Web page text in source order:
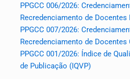
PPGCC 006/2026:
Recredenciamento de Docentes
PPGCC 007/2026:
Recredenciamento de Docentes
PPGCC 001/2026: Índice de
de Publicação (IQVP)